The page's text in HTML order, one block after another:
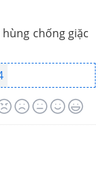
chống giặc